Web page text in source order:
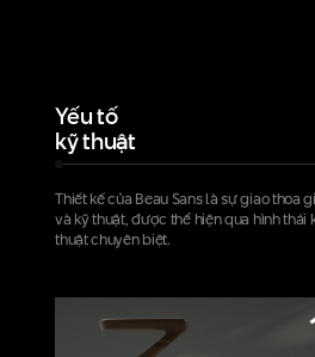
Yếu tố
kỹ thuật
Thiết kế của Beau Sans là sự giao thoa
và kỹ thuật, được thể hiện qua hình thái
thuật chuyên biệt.